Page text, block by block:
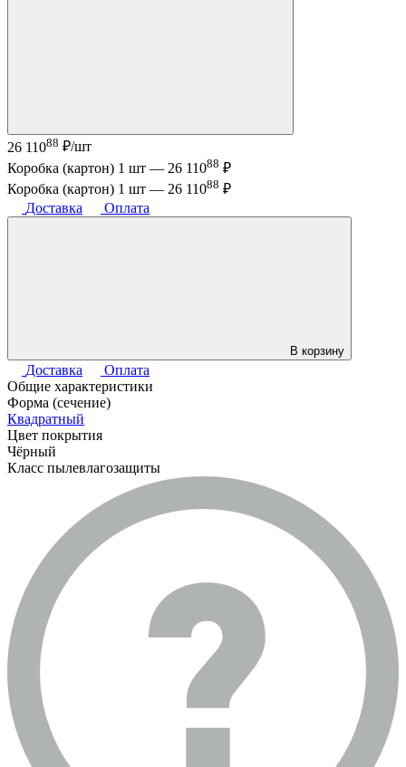
26 11088 ₽/шт
Коробка (картон) 1 шт — 26 11088 ₽
Коробка (картон) 1 шт — 26 11088 ₽
Доставка
Оплата
В корзину
Доставка
Оплата
Общие характеристики
Форма (сечение)
Квадратный
Цвет покрытия
Чёрный
Класс пылевлагозащиты